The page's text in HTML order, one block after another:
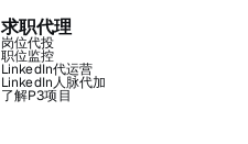
求职代理
岗位代投
职位监控
LinkedIn代运营
LinkedIn人脉代加
了解P3项目